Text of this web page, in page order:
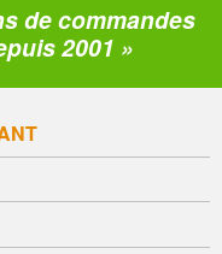
de commandes
2001 »